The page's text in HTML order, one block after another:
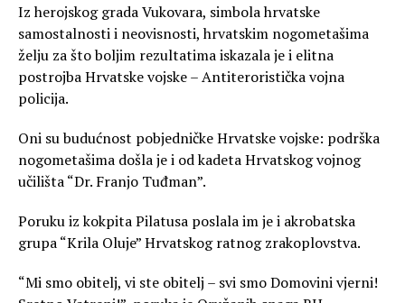
Iz herojskog grada Vukovara, simbola hrvatske
samostalnosti i neovisnosti, hrvatskim nogometašima
želju za što boljim rezultatima iskazala je i elitna
postrojba Hrvatske vojske – Antiteroristička vojna
policija.
Oni su budućnost pobjedničke Hrvatske vojske: podrška
nogometašima došla je i od kadeta Hrvatskog vojnog
učilišta “Dr. Franjo Tuđman”.
Poruku iz kokpita Pilatusa poslala im je i akrobatska
grupa “Krila Oluje” Hrvatskog ratnog zrakoplovstva.
“Mi smo obitelj, vi ste obitelj – svi smo Domovini vjerni!